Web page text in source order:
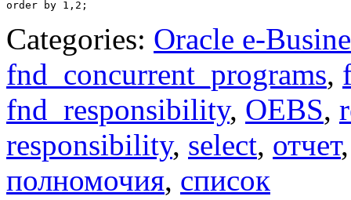
Categories: Oracle e-
fnd_concurrent_programs,
fnd_responsibility, OEBS,
responsibility, select, отчет
полномочия, список